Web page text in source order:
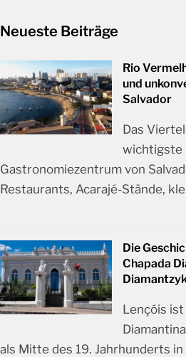
Neueste Beiträge
Rio
und
Salvador
Das
wichtigste
Gastronomiezentrum von
Restaurants, Acarajé-Stände,
Die
Chapada
Lençóis ist
als Mitte des 19. Jahrhunderts in